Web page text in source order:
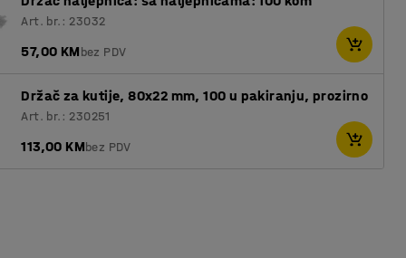
Art. br.: 23032
57,00 KMbez PDV
Držač za kutije, 80x22 mm, 100 u pakiranju, prozirno
Art. br.: 230251
113,00 KMbez PDV